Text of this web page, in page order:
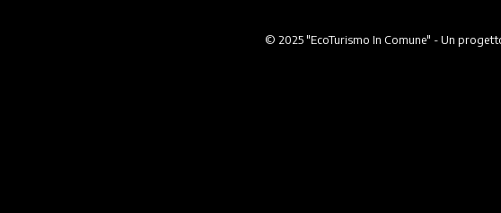
© 2025 "EcoTurismo In Comune" - Un